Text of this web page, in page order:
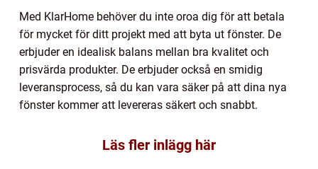
Med KlarHome behöver du inte oroa dig för att betala
för mycket för ditt projekt med att byta ut fönster. De
erbjuder en idealisk balans mellan bra kvalitet och
prisvärda produkter. De erbjuder också en smidig
leveransprocess, så du kan vara säker på att dina nya
fönster kommer att levereras säkert och snabbt.
Läs fler inlägg här